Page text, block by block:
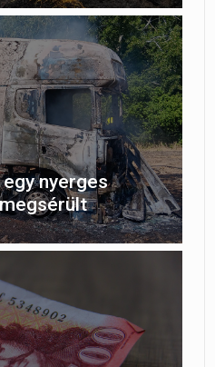
nyerges